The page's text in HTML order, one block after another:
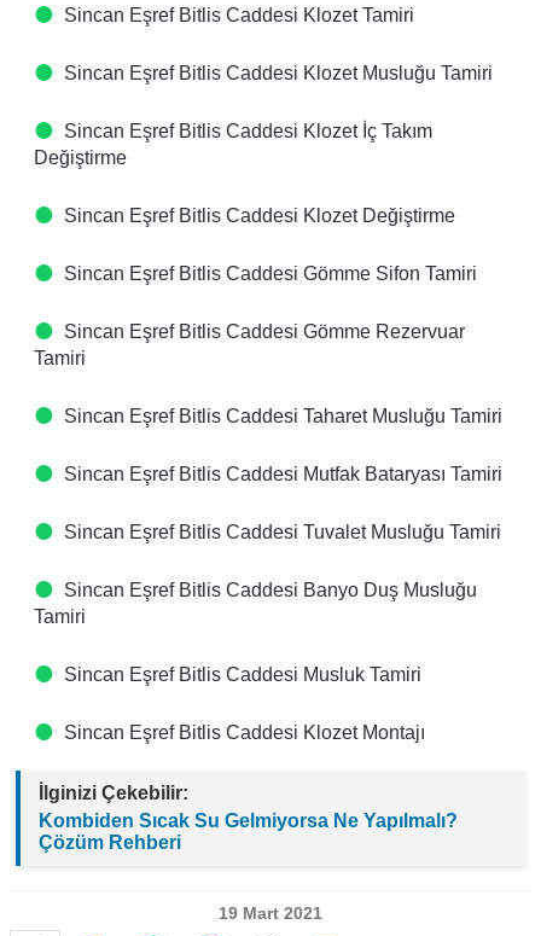
Sincan Eşref Bitlis Caddesi Klozet Tamiri
Sincan Eşref Bitlis Caddesi Klozet Musluğu Tamiri
Sincan Eşref Bitlis Caddesi Klozet İç Takım
Değiştirme
Sincan Eşref Bitlis Caddesi Klozet Değiştirme
Sincan Eşref Bitlis Caddesi Gömme Sifon Tamiri
Sincan Eşref Bitlis Caddesi Gömme Rezervuar
Tamiri
Sincan Eşref Bitlis Caddesi Taharet Musluğu Tamiri
Sincan Eşref Bitlis Caddesi Mutfak Bataryası Tamiri
Sincan Eşref Bitlis Caddesi Tuvalet Musluğu Tamiri
Sincan Eşref Bitlis Caddesi Banyo Duş Musluğu
Tamiri
Sincan Eşref Bitlis Caddesi Musluk Tamiri
Sincan Eşref Bitlis Caddesi Klozet Montajı
İlginizi Çekebilir:
Kombiden Sıcak Su Gelmiyorsa Ne Yapılmalı?
Çözüm Rehberi
19 Mart 2021